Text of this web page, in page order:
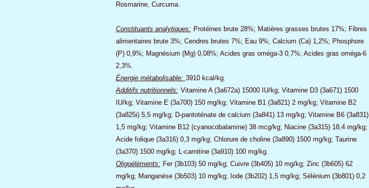
Rosmarine, Curcuma.
Constituants analytiques: Protéines brute 28%; Matières grasses brutes 17%; Fibres
alimentaires brute 3%; Cendres brutes 7%; Eau 9%; Calcium (Ca) 1,2%; Phosphore
(P) 0,9%; Magnésium (Mg) 0,08%; Acides gras oméga-3 0,7%; Acides gras oméga-6
2,3%.
Énergie métabolisable: 3910 kcal/kg.
Additifs nutritionnels: Vitamine A (3a672a) 15000 IU/kg; Vitamine D3 (3a671) 1500
IU/kg; Vitamine E (3a700) 150 mg/kg; Vitamine B1 (3a821) 2 mg/kg; Vitamine B2
(3a825i) 5,5 mg/kg; D-pantoténate de calcium (3a841) 13 mg/kg; Vitamine B6 (3a831)
1,5 mg/kg; Vitamine B12 (cyanocobalamine) 38 mcg/kg; Niacine (3a315) 18,4 mg/kg;
Acide folique (3a316) 0,3 mg/kg; Chlorure de choline (3a890) 1500 mg/kg; Taurine
(3a370) 1500 mg/kg; L-carnitine (3a910) 100 mg/kg.
Oligoéléments: Fer (3b103) 50 mg/kg; Cuivre (3b405) 10 mg/kg; Zinc (3b605) 62
mg/kg; Manganèse (3b503) 10 mg/kg; Iode (3b202) 1,5 mg/kg; Sélénium (3b801) 0,2